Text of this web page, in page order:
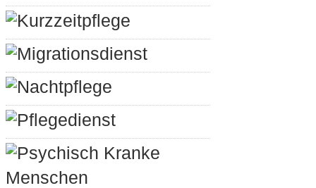
Kurzzeitpflege
Migrationsdienst
Nachtpflege
Pflegedienst
Psychisch Kranke
Menschen